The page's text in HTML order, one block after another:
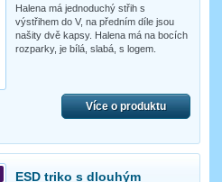
Halena má jednoduchý střih s
výstřihem do V, na předním díle jsou
našity dvě kapsy. Halena má na bocích
rozparky, je bílá, slabá, s logem.
Více o produktu
ESD triko s dlouhým